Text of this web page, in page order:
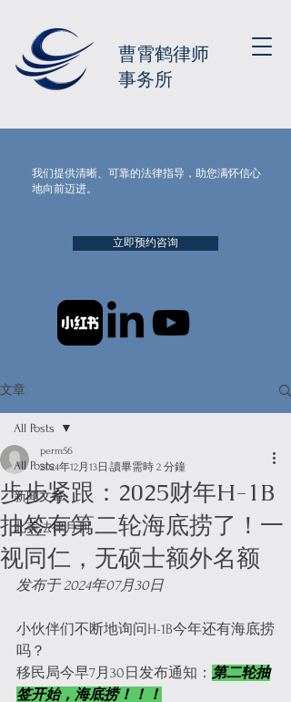
我们提供清晰、可靠的法律指导，助您满怀信心
地向前迈进。
立即预约咨询
曹霄鹤律师
事务所
文章
All Posts
新闻文章
北美法律月刊
All Posts
步步紧跟：2025财年H-1B
抽签有第二轮海底捞了！一
视同仁，无硕士额外名额
perm56
2024年12月13日 讀畢需時 2 分鐘
发布于 2024年07月30日
小伙伴们不断地询问H-1B今年还有海底捞
吗？
移民局今早7月30日发布通知： 第二轮抽
签开始，海底捞！！！